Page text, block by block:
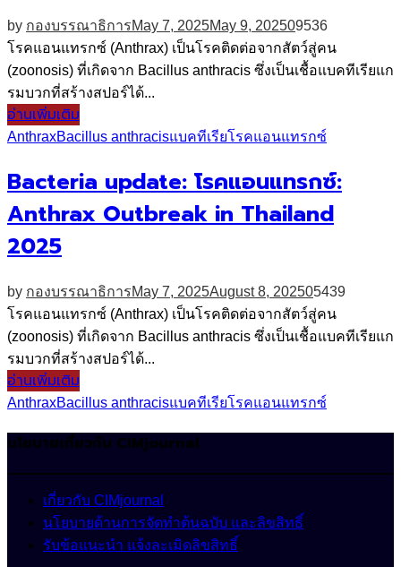
by กองบรรณาธิการMay 7, 2025May 9, 202509536
โรคแอนแทรกซ์ (Anthrax) เป็นโรคติดต่อจากสัตว์สู่คน
(zoonosis) ที่เกิดจาก Bacillus anthracis ซึ่งเป็นเชื้อแบคทีเรียแก
รมบวกที่สร้างสปอร์ได้...
อ่านเพิ่มเติม
AnthraxBacillus anthracisแบคทีเรียโรคแอนแทรกซ์
Bacteria update: โรคแอนแทรกซ์:
Anthrax Outbreak in Thailand
2025
by กองบรรณาธิการMay 7, 2025August 8, 202505439
โรคแอนแทรกซ์ (Anthrax) เป็นโรคติดต่อจากสัตว์สู่คน
(zoonosis) ที่เกิดจาก Bacillus anthracis ซึ่งเป็นเชื้อแบคทีเรียแก
รมบวกที่สร้างสปอร์ได้...
อ่านเพิ่มเติม
AnthraxBacillus anthracisแบคทีเรียโรคแอนแทรกซ์
นโยบายเกี่ยวกับ CIMjournal
เกี่ยวกับ CIMjournal
นโยบายด้านการจัดทำต้นฉบับ และลิขสิทธิ์
รับข้อแนะนำ แจ้งละเมิดลิขสิทธิ์